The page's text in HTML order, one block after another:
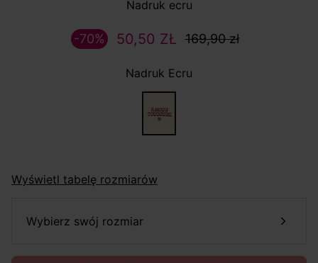
Nadruk ecru
50,50 ZŁ 169,90 zł
-70%
Nadruk Ecru
Wyświetl tabelę rozmiarów
wybierz swój rozmiar